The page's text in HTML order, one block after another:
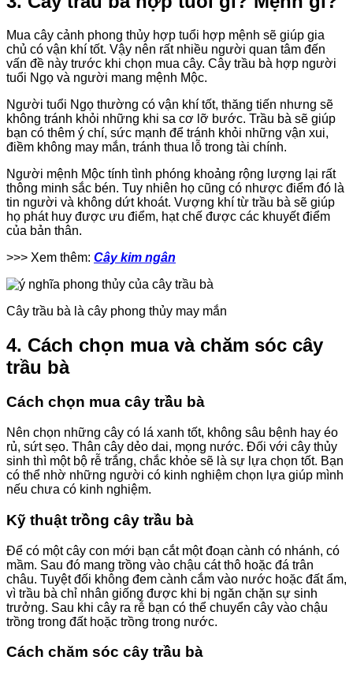
Mua cây cảnh phong thủy hợp tuổi hợp mệnh sẽ giúp gia
chủ có vận khí tốt. Vậy nên rất nhiều người quan tâm đến
vấn đề này trước khi chọn mua cây. Cây trầu bà hợp người
tuổi Ngọ và người mang mệnh Mộc.
Người tuổi Ngọ thường có vận khí tốt, thăng tiến nhưng sẽ
không tránh khỏi những khi sa cơ lỡ bước. Trầu bà sẽ giúp
bạn có thêm ý chí, sức mạnh để tránh khỏi những vận xui,
điềm không may mắn, tránh thua lỗ trong tài chính.
Người mệnh Mộc tính tình phóng khoảng rộng lượng lại rất
thông minh sắc bén. Tuy nhiên họ cũng có nhược điểm đó là
tin người và không dứt khoát. Vượng khí từ trầu bà sẽ giúp
họ phát huy được ưu điểm, hạt chế được các khuyết điểm
của bản thân.
>>> Xem thêm: Cây kim ngân
Cây trầu bà là cây phong thủy may mắn
4. Cách chọn mua và chăm sóc cây
trầu bà
Cách chọn mua cây trầu bà
Nên chọn những cây có lá xanh tốt, không sâu bệnh hay éo
rủ, sứt sẹo. Thân cây dẻo dai, mọng nước. Đối với cây thủy
sinh thì một bộ rễ trắng, chắc khỏe sẽ là sự lựa chọn tốt. Bạn
có thể nhờ những người có kinh nghiệm chọn lựa giúp mình
nếu chưa có kinh nghiệm.
Kỹ thuật trồng cây trầu bà
Để có một cây con mới bạn cắt một đoạn cành có nhánh, có
mầm. Sau đó mang trồng vào chậu cát thô hoặc đá trân
châu. Tuyệt đối không đem cành cắm vào nước hoặc đất ẩm,
vì trầu bà chỉ nhân giống được khi bị ngăn chặn sự sinh
trưởng. Sau khi cây ra rễ bạn có thể chuyển cây vào chậu
trồng trong đất hoặc trồng trong nước.
Cách chăm sóc cây trầu bà